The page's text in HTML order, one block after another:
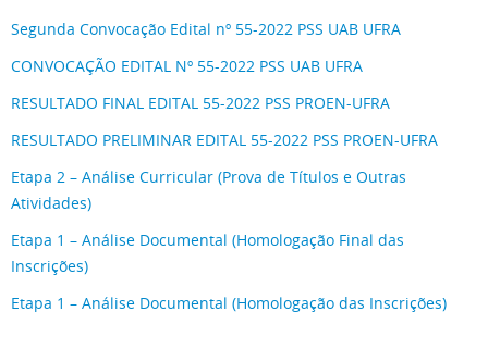
Segunda Convocação Edital nº 55-2022 PSS UAB UFRA
CONVOCAÇÃO EDITAL Nº 55-2022 PSS UAB UFRA
RESULTADO FINAL EDITAL 55-2022 PSS PROEN-UFRA
RESULTADO PRELIMINAR EDITAL 55-2022 PSS PROEN-UFRA
Etapa 2 – Análise Curricular (Prova de Títulos e Outras
Atividades)
Etapa 1 – Análise Documental (Homologação Final das
Inscrições)
Etapa 1 – Análise Documental (Homologação das Inscrições)